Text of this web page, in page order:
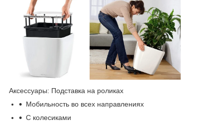
Aксессуары: Подставка на роликах
Мобильность во всех направлениях
C колесиками